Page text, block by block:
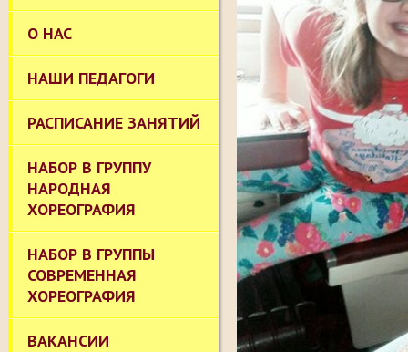
О НАС
НАШИ ПЕДАГОГИ
РАСПИСАНИЕ ЗАНЯТИЙ
НАБОР В ГРУППУ
НАРОДНАЯ
ХОРЕОГРАФИЯ
НАБОР В ГРУППЫ
СОВРЕМЕННАЯ
ХОРЕОГРАФИЯ
ВАКАНСИИ